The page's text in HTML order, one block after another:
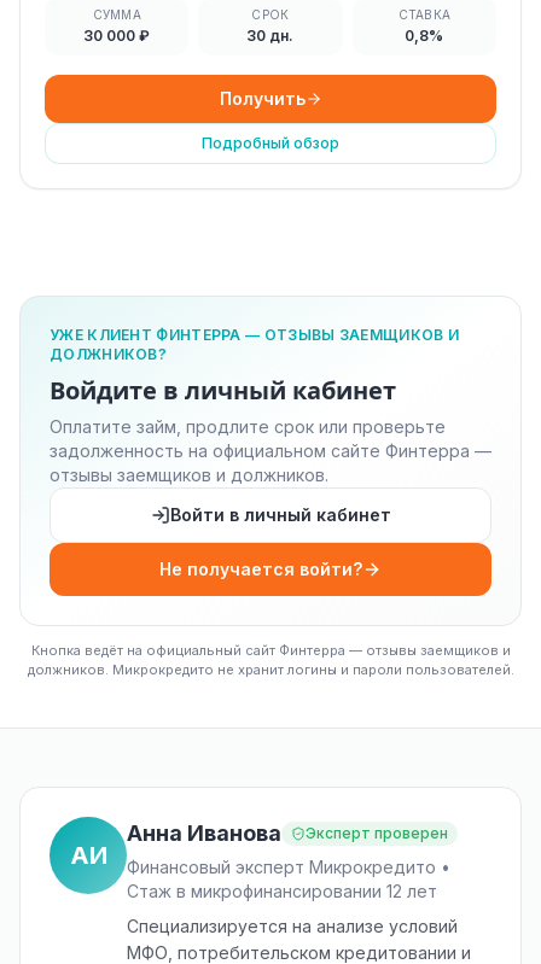
СУММА
30 000 ₽
СРОК
30 дн.
СТАВКА
0,8%
Получить
Подробный обзор
УЖЕ КЛИЕНТ ФИНТЕРРА — ОТЗЫВЫ ЗАЕМЩИКОВ И
ДОЛЖНИКОВ?
Войдите в личный кабинет
Оплатите займ, продлите срок или проверьте
задолженность на официальном сайте Финтерра —
отзывы заемщиков и должников.
Войти в личный кабинет
Не получается войти?
Кнопка ведёт на официальный сайт Финтерра — отзывы заемщиков и
должников. Микрокредито не хранит логины и пароли пользователей.
АИ
Анна Иванова Эксперт проверен
Финансовый эксперт Микрокредито •
Стаж в микрофинансировании 12 лет
Специализируется на анализе условий
МФО, потребительском кредитовании и